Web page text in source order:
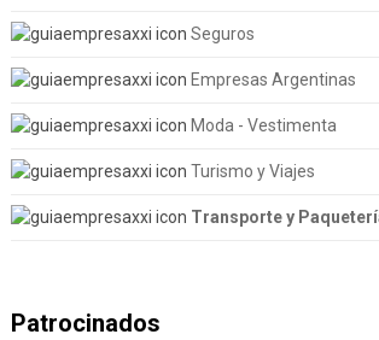
Seguros
Empresas Argentinas
Moda - Vestimenta
Turismo y Viajes
Transporte y
Patrocinados